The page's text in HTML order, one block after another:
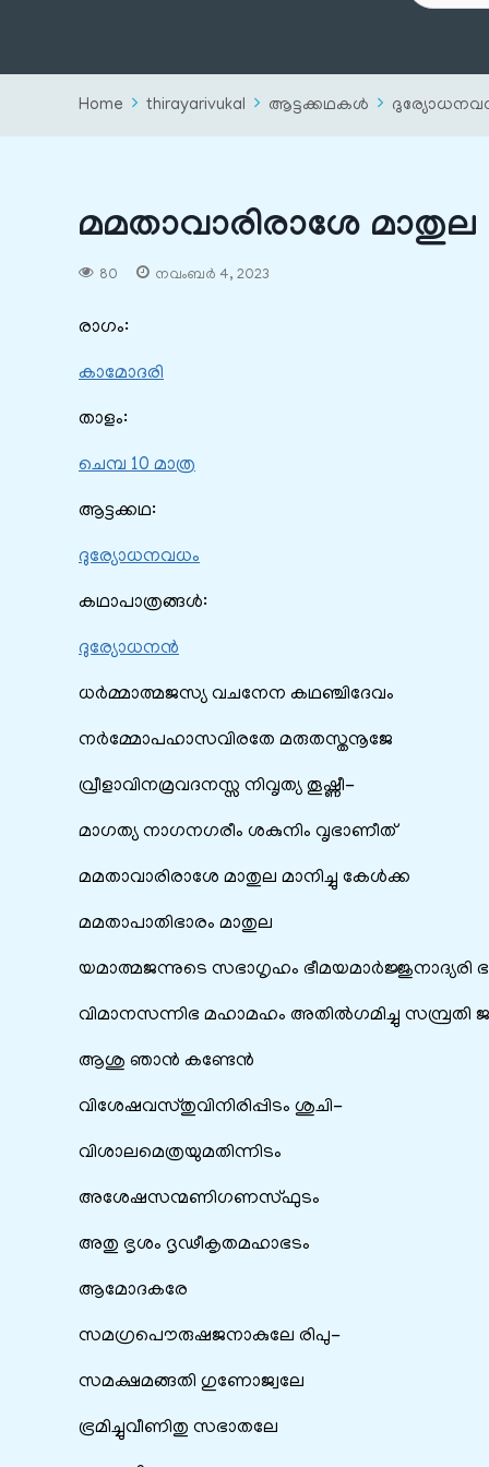
Home thirayarivukal ആട്ടക്കഥകൾ
മമതാവാരിരാശേ മാതുല
80 നവംബർ 4, 2023
രാഗം:
കാമോദരി
താളം:
ചെമ്പ 10 മാത്ര
ആട്ടക്കഥ:
ദുര്യോധനവധം
കഥാപാത്രങ്ങൾ:
ദുര്യോധനൻ
ധര്‍മ്മാത്മജസ്യ വചനേന കഥഞ്ചിദേവം
നര്‍മ്മോപഹാസവിരതേ മരുതസ്തനൂജേ
വ്രീളാവിനമ്രവദനസ്സ നിവൃത്യ തൂഷ്ണീ-
മാഗത്യ നാഗനഗരീം ശകുനിം വൃഭാണീത്
മമതാവാരിരാശേ മാതുല മാനിച്ചു കേള്‍ക്ക
മമതാപാതിഭാരം മാതുല
യമാത്മജന്നുടെ സഭാഗൃഹം ഭീമയമാര്‍ജ്ജുനാദ്യരി
വിമാനസന്നിഭ മഹാമഹം ‍അതില്‍ഗമിച്ചു സമ്പ്രതി
ആശു ഞാന്‍ കണ്ടേന്‍
വിശേഷവസ്തുവിനിരിപ്പിടം ശുചി-
വിശാലമെത്രയുമതിന്നിടം
അശേഷസന്മണിഗണസ്ഫുടം
അതു ഭൃശം ദൃഢീകൃതമഹാഭടം
ആമോദകരേ
സമഗ്രപൌരുഷജനാകുലേ രിപു-
സമക്ഷമങ്ങതി ഗുണോജ്വലേ
ഭ്രമിച്ചുവീണിതു സഭാതലേ